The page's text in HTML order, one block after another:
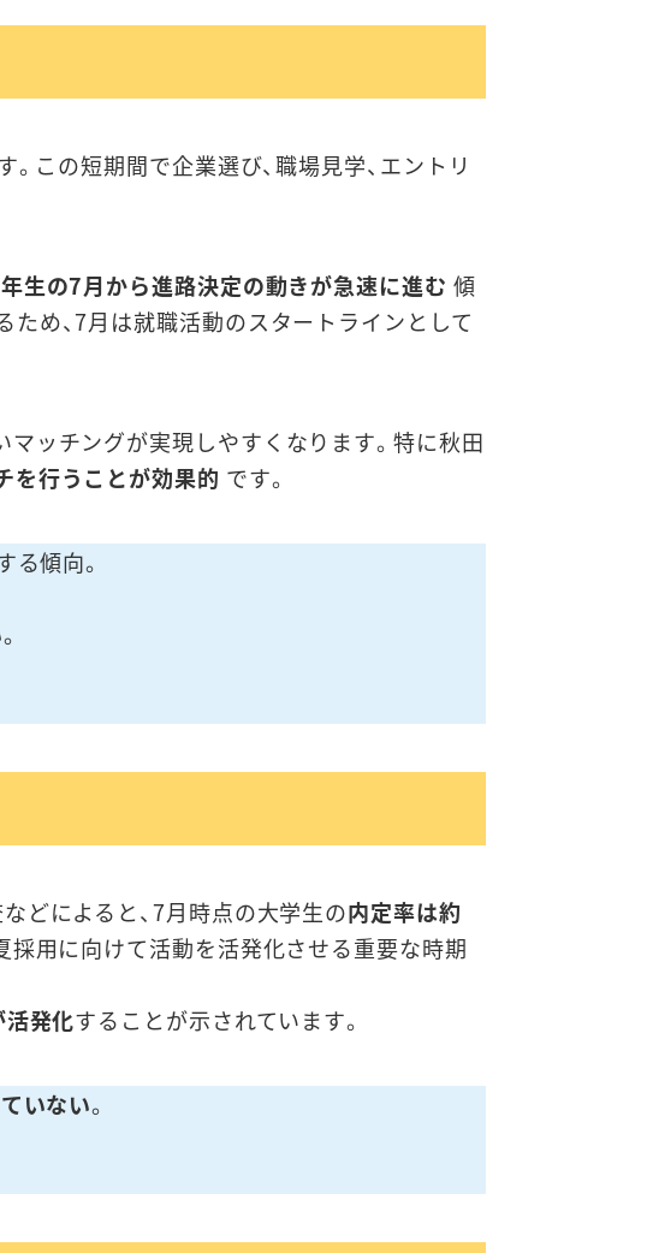
。この短期間で企業選び、職場見学、エントリ
生の7月から進路決定の動きが急速に進む 傾
め、7月は就職活動のスタートラインとして
ッチングが実現しやすくなります。特に秋田
を行うことが効果的 です。
る傾向。
。
どによると、7月時点の大学生の内定率は約
採用に向けて活動を活発化させる重要な時期
発化することが示されています。
いない。